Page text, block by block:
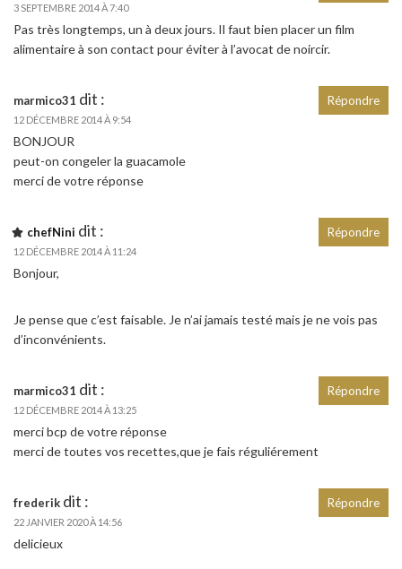
3 SEPTEMBRE 2014 À 7:40
Pas très longtemps, un à deux jours. Il faut bien placer un film
alimentaire à son contact pour éviter à l’avocat de noircir.
marmico31 dit :
12 DÉCEMBRE 2014 À 9:54
BONJOUR
peut-on congeler la guacamole
merci de votre réponse
Répondre
chefNini dit :
12 DÉCEMBRE 2014 À 11:24
Bonjour,
Je pense que c’est faisable. Je n’ai jamais testé mais je ne vois pas
d’inconvénients.
Répondre
marmico31 dit :
12 DÉCEMBRE 2014 À 13:25
merci bcp de votre réponse
merci de toutes vos recettes,que je fais réguliérement
Répondre
frederik dit :
22 JANVIER 2020 À 14:56
delicieux
Répondre